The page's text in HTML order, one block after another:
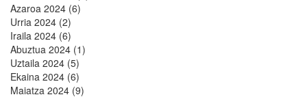
Azaroa 2024 (6)
Urria 2024 (2)
Iraila 2024 (6)
Abuztua 2024 (1)
Uztaila 2024 (5)
Ekaina 2024 (6)
Maiatza 2024 (9)